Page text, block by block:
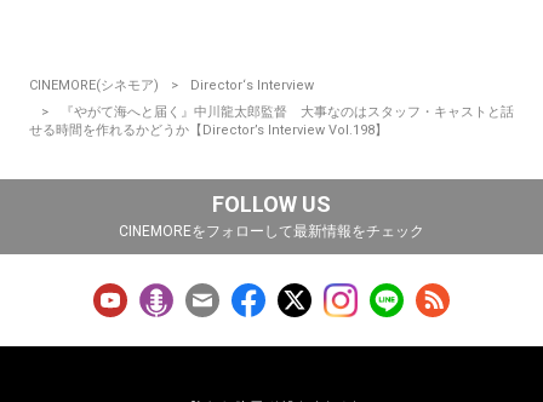
CINEMORE(シネモア)
Director‘s Interview
『やがて海へと届く』中川龍太郎監督 大事なのはスタッフ・キャストと話
せる時間を作れるかどうか【Director’s Interview Vol.198】
FOLLOW US
CINEMOREをフォローして最新情報をチェック